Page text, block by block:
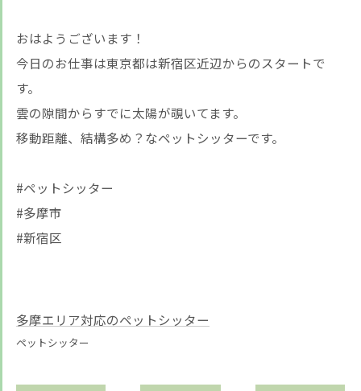
おはようございます！
今日のお仕事は東京都は新宿区近辺からのスタートで
す。
雲の隙間からすでに太陽が覗いてます。
移動距離、結構多め？なペットシッターです。
#ペットシッター
#多摩市
#新宿区
多摩エリア対応のペットシッター
ペットシッター